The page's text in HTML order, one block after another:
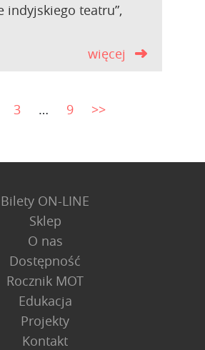
indyjskiego teatru”,
więcej
3 … 9 >>
Bilety ON-LINE
Sklep
O nas
Dostępność
Rocznik MOT
Edukacja
Projekty
Kontakt